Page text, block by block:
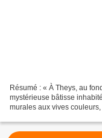
Résumé : « À Theys, au
mystérieuse bâtisse
murales aux vives